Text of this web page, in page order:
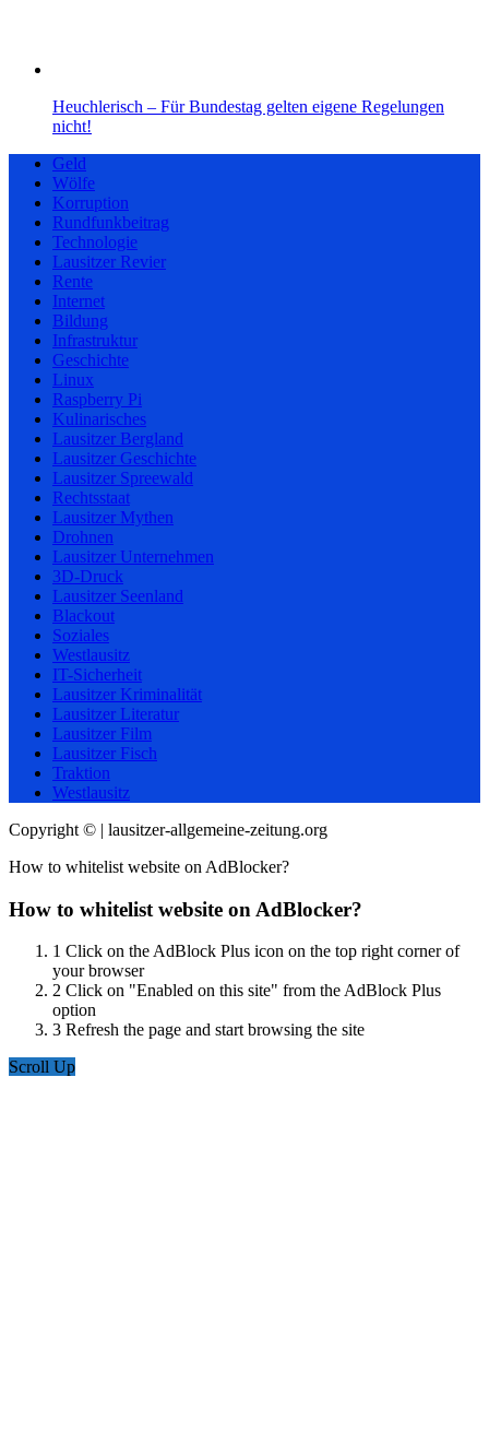
Heuchlerisch – Für Bundestag gelten eigene Regelungen
nicht!
Geld
Wölfe
Korruption
Rundfunkbeitrag
Technologie
Lausitzer Revier
Rente
Internet
Bildung
Infrastruktur
Geschichte
Linux
Raspberry Pi
Kulinarisches
Lausitzer Bergland
Lausitzer Geschichte
Lausitzer Spreewald
Rechtsstaat
Lausitzer Mythen
Drohnen
Lausitzer Unternehmen
3D-Druck
Lausitzer Seenland
Blackout
Soziales
Westlausitz
IT-Sicherheit
Lausitzer Kriminalität
Lausitzer Literatur
Lausitzer Film
Lausitzer Fisch
Traktion
Westlausitz
Copyright © | lausitzer-allgemeine-zeitung.org
How to whitelist website on AdBlocker?
How to whitelist website on AdBlocker?
1 Click on the AdBlock Plus icon on the top right corner of
your browser
2 Click on "Enabled on this site" from the AdBlock Plus
option
3 Refresh the page and start browsing the site
Scroll Up